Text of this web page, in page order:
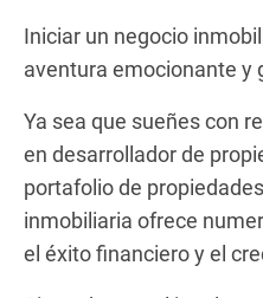
Iniciar un negocio
aventura emocionante y
Ya sea que sueñes con
en desarrollador de
portafolio de
inmobiliaria ofrece
el éxito financiero y el